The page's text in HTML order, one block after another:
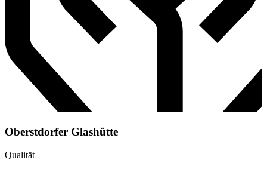
Oberstdorfer Glashütte
Qualität